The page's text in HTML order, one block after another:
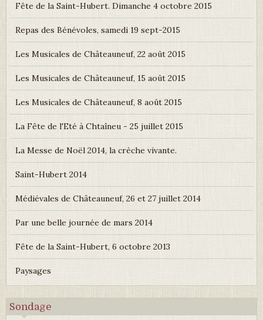
Fête de la Saint-Hubert. Dimanche 4 octobre 2015
Repas des Bénévoles, samedi 19 sept-2015
Les Musicales de Châteauneuf, 22 août 2015
Les Musicales de Châteauneuf, 15 août 2015
Les Musicales de Châteauneuf, 8 août 2015
La Fête de l'Eté à Chtaîneu - 25 juillet 2015
La Messe de Noël 2014, la crèche vivante.
Saint-Hubert 2014
Médiévales de Châteauneuf, 26 et 27 juillet 2014
Par une belle journée de mars 2014
Fête de la Saint-Hubert, 6 octobre 2013
Paysages
Sondage